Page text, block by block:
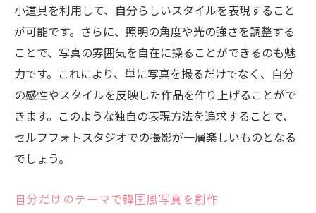
小道具を利用して、自分らしいスタイルを表現すること
が可能です。さらに、照明の角度や光の強さを調整する
ことで、写真の雰囲気を自在に操ることができるのも魅
力です。これにより、単に写真を撮るだけでなく、自分
の感性やスタイルを反映した作品を作り上げることがで
きます。このような独自の表現方法を追求することで、
セルフフォトスタジオでの撮影が一層楽しいものとなる
でしょう。
自分だけのテーマで韓国風写真を創作